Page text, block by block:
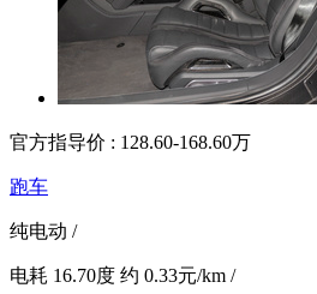
官方指导价 : 128.60-168.60万
跑车
纯电动 /
电耗 16.70度 约 0.33元/km /